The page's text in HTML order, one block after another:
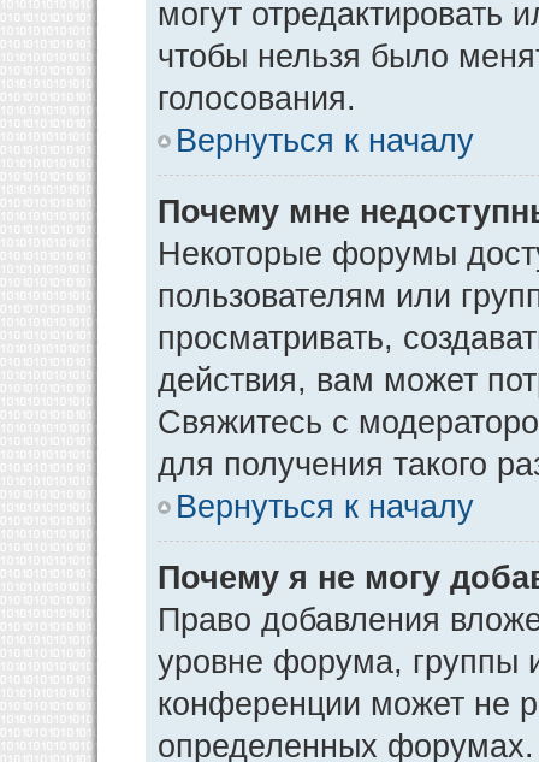
могут отредактировать
чтобы нельзя было
голосования.
Вернуться к началу
Почему мне
Некоторые форумы
пользователям или
просматривать,
действия, вам может
Свяжитесь с
для получения такого
Вернуться к началу
Почему я не могу
Право добавления
уровне форума, группы
конференции может не
определенных